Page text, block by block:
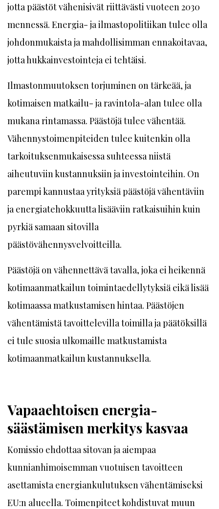
jotta päästöt vähenisivät riittävästi vuoteen 2030
mennessä. Energia- ja ilmastopolitiikan tulee olla
johdonmukaista ja mahdollisimman ennakoitavaa,
jotta hukkainvestointeja ei tehtäisi.
Ilmastonmuutoksen torjuminen on tärkeää, ja
kotimaisen matkailu- ja ravintola-alan tulee olla
mukana rintamassa. Päästöjä tulee vähentää.
Vähennystoimenpiteiden tulee kuitenkin olla
tarkoituksenmukaisessa suhteessa niistä
aiheutuviin kustannuksiin ja investointeihin. On
parempi kannustaa yrityksiä päästöjä vähentäviin
ja energiatehokkuutta lisääviin ratkaisuihin kuin
pyrkiä samaan sitovilla
päästövähennysvelvoitteilla.
Päästöjä on vähennettävä tavalla, joka ei heikennä
kotimaanmatkailun toimintaedellytyksiä eikä lisää
kotimaassa matkustamisen hintaa. Päästöjen
vähentämistä tavoittelevilla toimilla ja päätöksillä
ei tule suosia ulkomaille matkustamista
kotimaanmatkailun kustannuksella.
Vapaaehtoisen energia­
säästämisen merkitys kasvaa
Komissio ehdottaa sitovan ja aiempaa
kunnianhimoisemman vuotuisen tavoitteen
asettamista energiankulutuksen vähentämiseksi
EU:n alueella. Toimenpiteet kohdistuvat muun